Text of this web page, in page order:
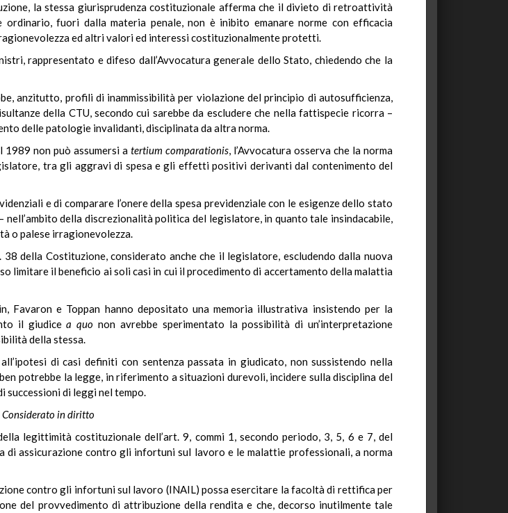
la stessa giurisprudenza costituzionale afferma che il divieto di retroattività
fuori dalla materia penale, non è inibito emanare norme con efficacia
ed altri valori ed interessi costituzionalmente protetti.
rappresentato e difeso dall’Avvocatura generale dello Stato, chiedendo che la
anzitutto, profili di inammissibilità per violazione del principio di autosufficienza,
della CTU, secondo cui sarebbe da escludere che nella fattispecie ricorra –
delle patologie invalidanti, disciplinata da altra norma.
1989 non può assumersi a tertium comparationis, l’Avvocatura osserva che la norma
tra gli aggravi di spesa e gli effetti positivi derivanti dal contenimento del
e di comparare l’onere della spesa previdenziale con le esigenze dello stato
della discrezionalità politica del legislatore, in quanto tale insindacabile,
o palese irragionevolezza.
38 della Costituzione, considerato anche che il legislatore, escludendo dalla nuova
limitare il beneficio ai soli casi in cui il procedimento di accertamento della malattia
Favaron e Toppan hanno depositato una memoria illustrativa insistendo per la
il giudicea quo non avrebbe sperimentato la possibilità di un’interpretazione
della stessa.
di casi definiti con sentenza passata in giudicato, non sussistendo nella
potrebbe la legge, in riferimento a situazioni durevoli, incidere sulla disciplina del
successioni di leggi nel tempo.
Considerato in diritto
legittimità costituzionale dell’art. 9, commi 1, secondo periodo, 3, 5, 6 e 7, del
assicurazione contro gli infortuni sul lavoro e le malattie professionali, a norma
contro gli infortuni sul lavoro (INAIL) possa esercitare la facoltà di rettifica per
del provvedimento di attribuzione della rendita e che, decorso inutilmente tale